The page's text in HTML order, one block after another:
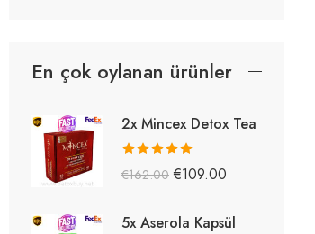
En çok oylanan ürünler
2x Mincex Detox Tea
5 üzerinden
€162.00 €109.00
5x Aserola Kapsül